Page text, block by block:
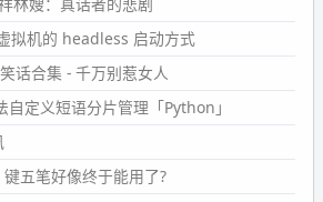
林嫂：真话者的悲剧
拟机的 headless 启动方式
话合集 - 千万别惹女人
自定义短语分片管理「Python」
五笔好像终于能用了?